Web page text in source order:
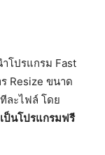
โปรแกรม Fast
Resize ขนาด
ละไฟล์ โดย
ป็นโปรแกรมฟรี